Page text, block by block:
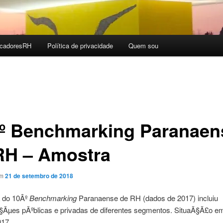
Polí­tica de privacidade Quem sou
Benchmarking
– Amostra
21 de setembro de 2018
10ÂºBenchmarkingParanaense de RH (dados de 2017) incluiu
pÃºblicas e privadas de diferentes segmentos. SituaÃ§Ã£o